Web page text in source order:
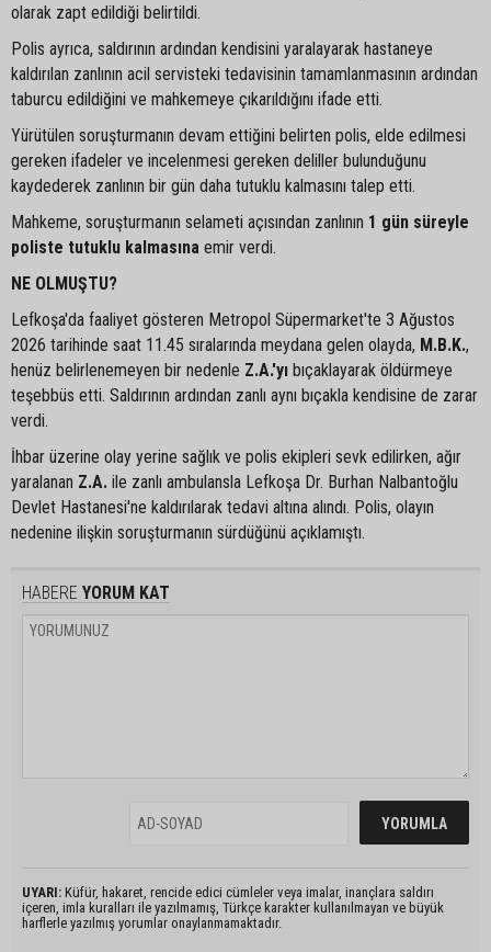
olarak zapt edildiği belirtildi.
Polis ayrıca, saldırının ardından kendisini yaralayarak hastaneye
kaldırılan zanlının acil servisteki tedavisinin tamamlanmasının ardından
taburcu edildiğini ve mahkemeye çıkarıldığını ifade etti.
Yürütülen soruşturmanın devam ettiğini belirten polis, elde edilmesi
gereken ifadeler ve incelenmesi gereken deliller bulunduğunu
kaydederek zanlının bir gün daha tutuklu kalmasını talep etti.
Mahkeme, soruşturmanın selameti açısından zanlının 1 gün süreyle
poliste tutuklu kalmasına emir verdi.
NE OLMUŞTU?
Lefkoşa'da faaliyet gösteren Metropol Süpermarket'te 3 Ağustos
2026 tarihinde saat 11.45 sıralarında meydana gelen olayda, M.B.K.,
henüz belirlenemeyen bir nedenle Z.A.'yı bıçaklayarak öldürmeye
teşebbüs etti. Saldırının ardından zanlı aynı bıçakla kendisine de zarar
verdi.
İhbar üzerine olay yerine sağlık ve polis ekipleri sevk edilirken, ağır
yaralanan Z.A. ile zanlı ambulansla Lefkoşa Dr. Burhan Nalbantoğlu
Devlet Hastanesi'ne kaldırılarak tedavi altına alındı. Polis, olayın
nedenine ilişkin soruşturmanın sürdüğünü açıklamıştı.
HABERE YORUM KAT
UYARI: Küfür, hakaret, rencide edici cümleler veya imalar, inançlara saldırı
içeren, imla kuralları ile yazılmamış, Türkçe karakter kullanılmayan ve büyük
harflerle yazılmış yorumlar onaylanmamaktadır.